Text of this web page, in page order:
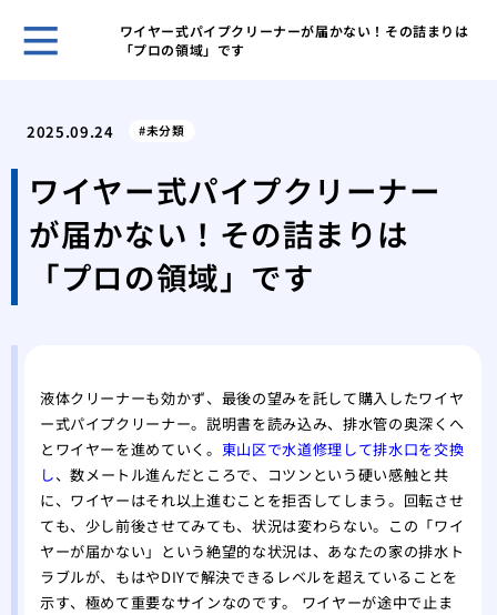
ワイヤー式パイプクリーナーが届かない！その詰まりは
「プロの領域」です
両
ス
テ
2025.09.24 未分類
ワイヤー式パイプクリーナー
が届かない！その詰まりは
「プロの領域」です
液体クリーナーも効かず、最後の望みを託して購入したワイヤ
ー式パイプクリーナー。説明書を読み込み、排水管の奥深くへ
とワイヤーを進めていく。 東山区で水道修理して排水口を交換
し、数メートル進んだところで、コツンという硬い感触と共
に、ワイヤーはそれ以上進むことを拒否してしまう。回転させ
ても、少し前後させてみても、状況は変わらない。この「ワイ
ヤーが届かない」という絶望的な状況は、あなたの家の排水ト
ラブルが、もはやDIYで解決できるレベルを超えていることを
示す、極めて重要なサインなのです。 ワイヤーが途中で止ま